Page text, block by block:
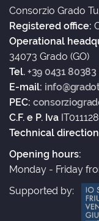
Consorzio Grado
Registered office:
Operational
34073 Grado (GO)
Tel. +39 0431 80383
E-mail:
PEC:
C.F. e P. Iva
Technical
Opening hours:
Monday - Friday
Supported by: